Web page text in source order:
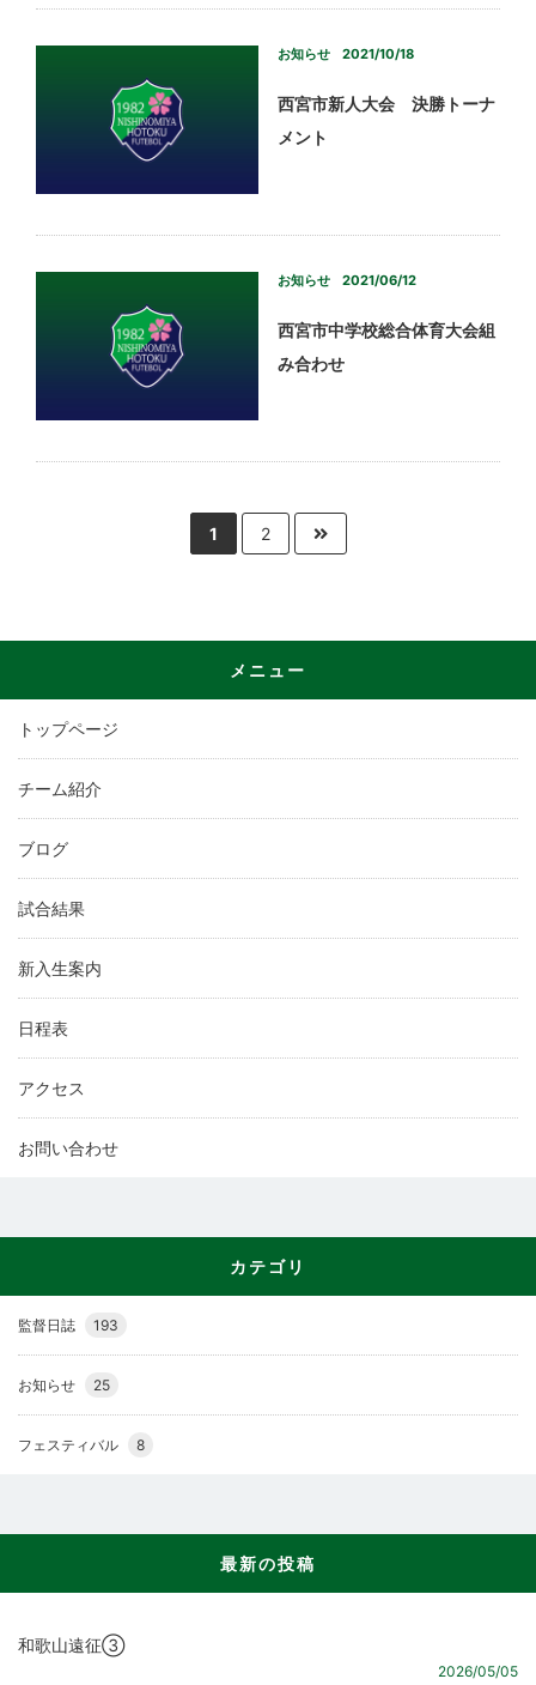
お知らせ 2021/10/18
西宮市新人大会 決勝トーナ
メント
お知らせ 2021/06/12
西宮市中学校総合体育大会組
み合わせ
1 2
メニュー
トップページ
チーム紹介
ブログ
試合結果
新入生案内
日程表
アクセス
お問い合わせ
カテゴリ
監督日誌 193
お知らせ 25
フェスティバル 8
最新の投稿
和歌山遠征③
2026/05/05